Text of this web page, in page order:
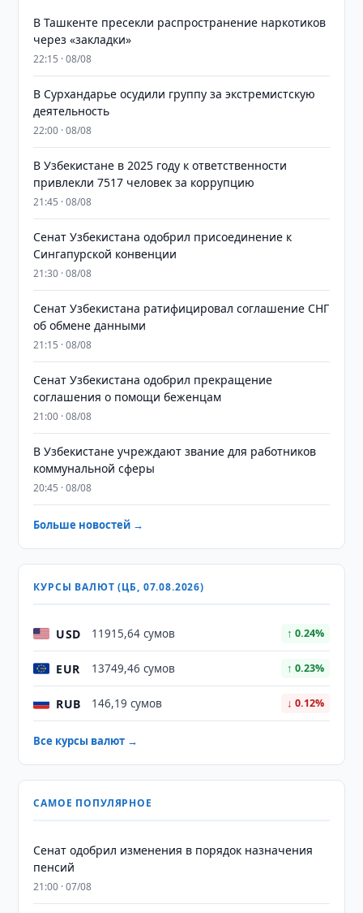
В Ташкенте пресекли распространение наркотиков
через «закладки»
22:15 · 08/08
В Сурхандарье осудили группу за экстремистскую
деятельность
22:00 · 08/08
В Узбекистане в 2025 году к ответственности
привлекли 7517 человек за коррупцию
21:45 · 08/08
Сенат Узбекистана одобрил присоединение к
Сингапурской конвенции
21:30 · 08/08
Сенат Узбекистана ратифицировал соглашение СНГ
об обмене данными
21:15 · 08/08
Сенат Узбекистана одобрил прекращение
соглашения о помощи беженцам
21:00 · 08/08
В Узбекистане учреждают звание для работников
коммунальной сферы
20:45 · 08/08
Больше новостей →
КУРСЫ ВАЛЮТ (ЦБ, 07.08.2026)
USD 11915,64 сумов ↑ 0.24%
EUR 13749,46 сумов ↑ 0.23%
RUB 146,19 сумов ↓ 0.12%
Все курсы валют →
САМОЕ ПОПУЛЯРНОЕ
Сенат одобрил изменения в порядок назначения
пенсий
21:00 · 07/08